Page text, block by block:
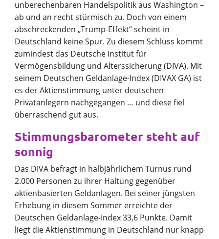
SparpotenzialCheck Vortrag finden
unberechenbaren Handelspolitik aus Washington –
ab und an recht stürmisch zu. Doch von einem
abschreckenden „Trump-Effekt“ scheint in
Deutschland keine Spur. Zu diesem Schluss kommt
zumindest das Deutsche Institut für
Vermögensbildung und Alterssicherung (DIVA). Mit
seinem Deutschen Geldanlage-Index (DIVAX GA) ist
es der Aktienstimmung unter deutschen
Privatanlegern nachgegangen … und diese fiel
überraschend gut aus.
Stimmungsbarometer steht auf
sonnig
Das DIVA befragt in halbjährlichem Turnus rund
2.000 Personen zu ihrer Haltung gegenüber
aktienbasierten Geldanlagen. Bei seiner jüngsten
Erhebung in diesem Sommer erreichte der
Deutschen Geldanlage-Index 33,6 Punkte. Damit
liegt die Aktienstimmung in Deutschland nur knapp